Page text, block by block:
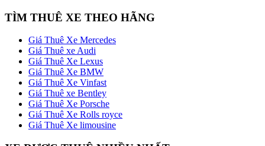
TÌM THUÊ XE THEO HÃNG
Giá Thuê Xe Mercedes
Giá Thuê xe Audi
Giá Thuê Xe Lexus
Giá Thuê Xe BMW
Giá Thuê Xe Vinfast
Giá Thuê xe Bentley
Giá Thuê Xe Porsche
Giá Thuê Xe Rolls royce
Giá Thuê Xe limousine